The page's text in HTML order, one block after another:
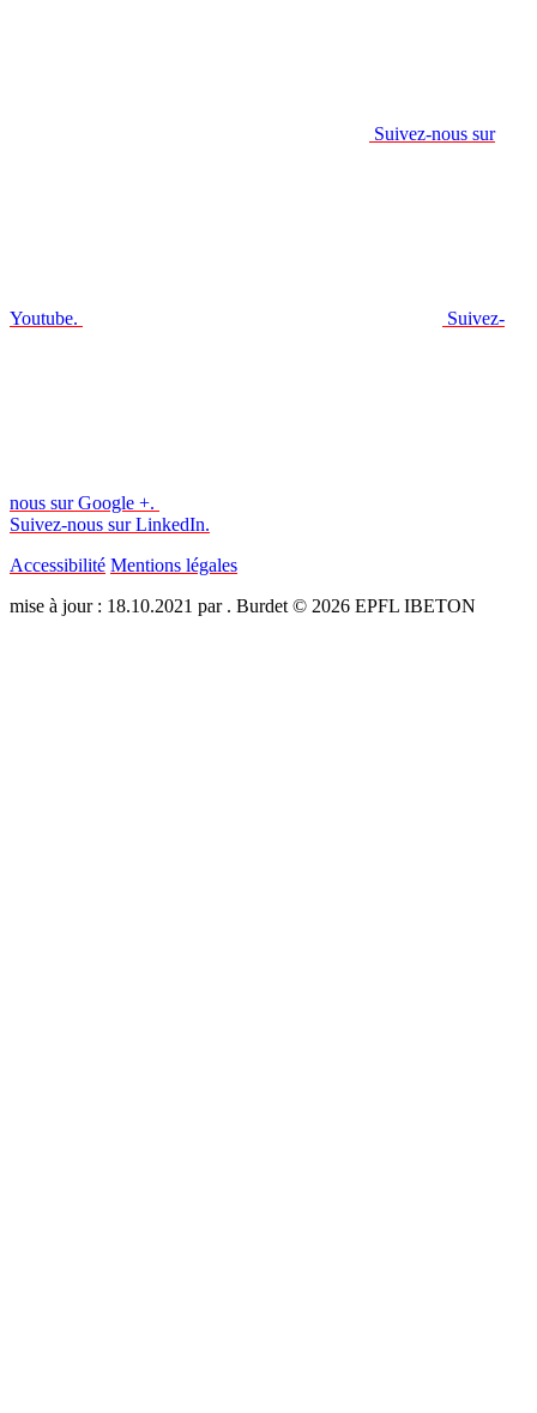
Suivez-nous sur
Youtube. Suivez-
nous sur Google +.
Suivez-nous sur LinkedIn.
Accessibilité Mentions légales
mise à jour : 18.10.2021 par . Burdet © 2026 EPFL IBETON